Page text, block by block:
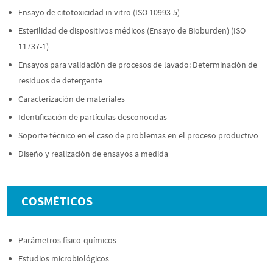
Ensayo de citotoxicidad in vitro (ISO 10993-5)
Esterilidad de dispositivos médicos (Ensayo de Bioburden) (ISO
11737-1)
Ensayos para validación de procesos de lavado: Determinación de
residuos de detergente
Caracterización de materiales
Identificación de partículas desconocidas
Soporte técnico en el caso de problemas en el proceso productivo
Diseño y realización de ensayos a medida
COSMÉTICOS
Parámetros físico-químicos
Estudios microbiológicos